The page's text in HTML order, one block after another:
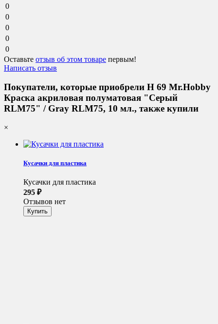
0
0
0
0
0
Оставьте отзыв об этом товаре первым!
Написать отзыв
Покупатели, которые приобрели H 69 Mr.Hobby
Краска акриловая полуматовая "Серый
RLM75" / Gray RLM75, 10 мл., также купили
×
Кусачки для пластика
Кусачки для пластика
295 ₽
Отзывов нет